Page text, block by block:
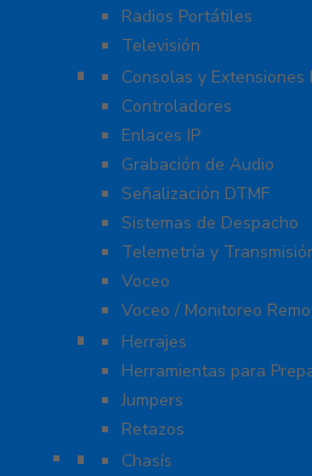
Radios Portátiles
Televisión
Aplicaciones y
Consolas y Extensiones
Controladores
Enlaces IP
Grabación de Audio
Señalización DTMF
Sistemas de Despacho
Telemetría y
Voceo
Voceo / Monitoreo
Cables
Herrajes
Herramientas para
Jumpers
Retazos
Conectores
Chasís